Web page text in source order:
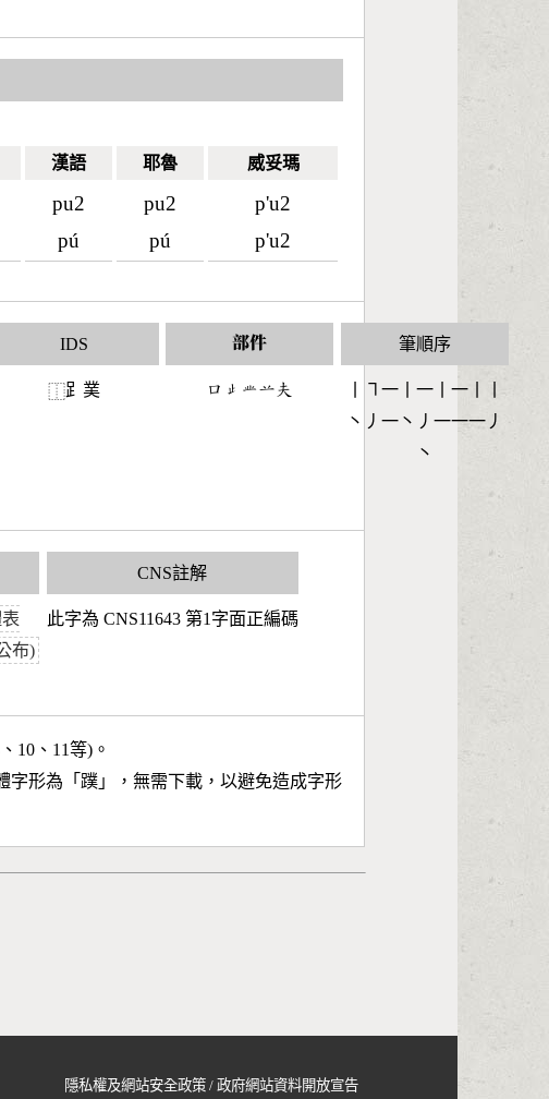
漢語 耶魯 威妥瑪
pu2
pú
pu2
pú
p'u2
p'u2
IDS
⿰𧾷菐
部件
󶁶󶃏󶄹󶂋󶂯
筆順序
丨㇕一丨一丨一丨丨
丶丿一丶丿一一一丿
丶
布)
CNS註解
此字為 CNS11643 第1字面正編碼
10、11等)。
字形為「 蹼 」，無需下載，以避免造成字形
隱私權及網站安全政策 /政府網站資料開放宣告